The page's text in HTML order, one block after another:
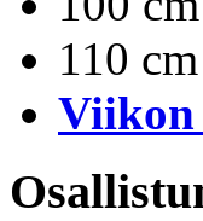
110 cm
Viikon